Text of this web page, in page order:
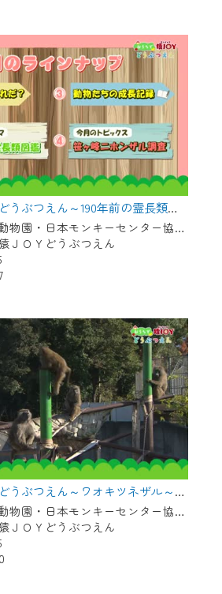
おうちで猿ジョイどうぶつえん～190年前の霊長類図鑑～（2024年11月16日初回放送）
世界屈指のサル類動物園・日本モンキーセンター協力の親子で学べる動物番組。
ＪＯＹどうぶつえん
おうちで猿ジョイどうぶつえん～ワオキツネザル～（2024年10月16日初回放送）
世界屈指のサル類動物園・日本モンキーセンター協力の親子で学べる動物番組。
ＪＯＹどうぶつえん